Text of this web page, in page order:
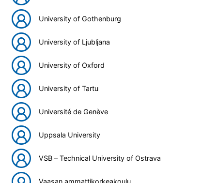
University of Gothenburg
University of Ljubljana
University of Oxford
University of Tartu
Université de Genève
Uppsala University
VSB – Technical University of Ostrava
Vaasan ammattikorkeakoulu